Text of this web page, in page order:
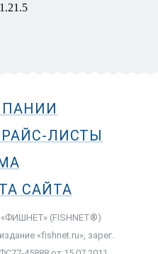
ЛИСТЫ
САЙТА
(FISHNET®)
«fishnet.ru», зарег.